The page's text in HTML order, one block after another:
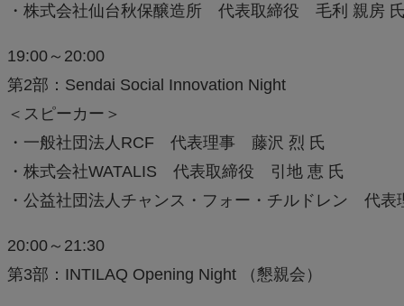
・株式会社仙台秋保醸造所 代表取締役 毛利 親房
19:00～20:00
第2部：Sendai Social Innovation Night
＜スピーカー＞
・一般社団法人RCF 代表理事 藤沢 烈 氏
・株式会社WATALIS 代表取締役 引地 恵 氏
・公益社団法人チャンス・フォー・チルドレン 代
20:00～21:30
第3部：INTILAQ Opening Night （懇親会）